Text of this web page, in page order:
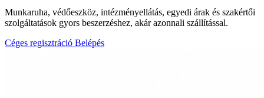
Munkaruha, védőeszköz, intézményellátás, egyedi árak és szakértői
szolgáltatások gyors beszerzéshez, akár azonnali szállítással.
Céges regisztráció Belépés